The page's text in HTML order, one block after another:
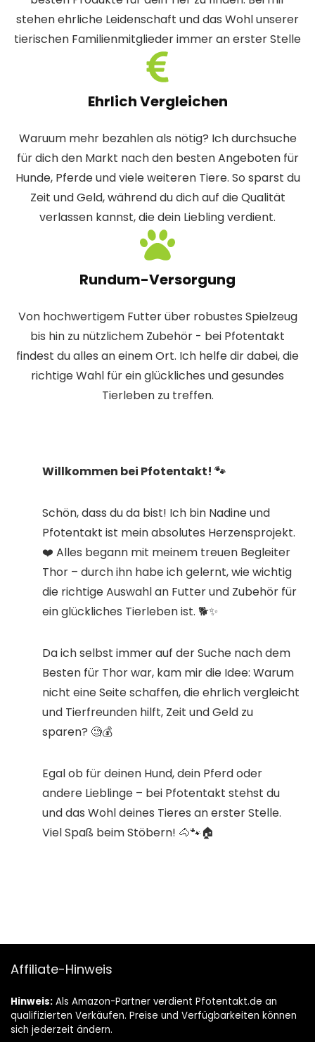
stehen ehrliche Leidenschaft und das Wohl unserer
tierischen Familienmitglieder immer an erster Stelle
Ehrlich Vergleichen
Waruum mehr bezahlen als nötig? Ich durchsuche
für dich den Markt nach den besten Angeboten für
Hunde, Pferde und viele weiteren Tiere. So sparst du
Zeit und Geld, während du dich auf die Qualität
verlassen kannst, die dein Liebling verdient.
Rundum-Versorgung
Von hochwertigem Futter über robustes Spielzeug
bis hin zu nützlichem Zubehör - bei Pfotentakt
findest du alles an einem Ort. Ich helfe dir dabei, die
richtige Wahl für ein glückliches und gesundes
Tierleben zu treffen.
Willkommen bei Pfotentakt! 🐾
​Schön, dass du da bist! Ich bin Nadine und
Pfotentakt ist mein absolutes Herzensprojekt.
❤️ Alles begann mit meinem treuen Begleiter
Thor – durch ihn habe ich gelernt, wie wichtig
die richtige Auswahl an Futter und Zubehör für
ein glückliches Tierleben ist. 🐕✨
​Da ich selbst immer auf der Suche nach dem
Besten für Thor war, kam mir die Idee: Warum
nicht eine Seite schaffen, die ehrlich vergleicht
und Tierfreunden hilft, Zeit und Geld zu
sparen? 🧐💰
​Egal ob für deinen Hund, dein Pferd oder
andere Lieblinge – bei Pfotentakt stehst du
und das Wohl deines Tieres an erster Stelle.
Viel Spaß beim Stöbern! 🐴🐾🏠
Affiliate-Hinweis
Hinweis: Als Amazon-Partner verdient Pfotentakt.de an
qualifizierten Verkäufen. Preise und Verfügbarkeiten können
sich jederzeit ändern.